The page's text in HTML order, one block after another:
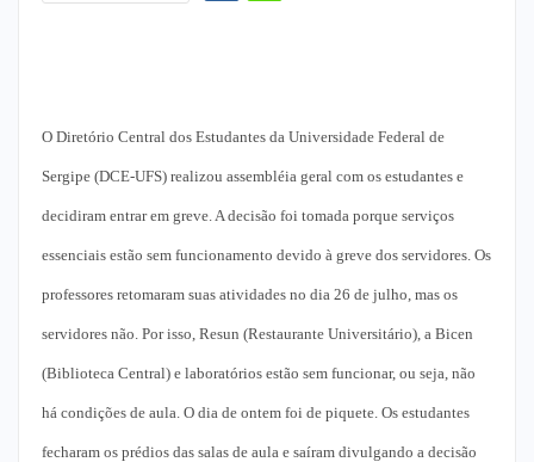
O Diretório Central dos Estudantes da Universidade Federal de
Sergipe (DCE-UFS) realizou assembléia geral com os estudantes e
decidiram entrar em greve. A decisão foi tomada porque serviços
essenciais estão sem funcionamento devido à greve dos servidores. Os
professores retomaram suas atividades no dia 26 de julho, mas os
servidores não. Por isso, Resun (Restaurante Universitário), a Bicen
(Biblioteca Central) e laboratórios estão sem funcionar, ou seja, não
há condições de aula. O dia de ontem foi de piquete. Os estudantes
fecharam os prédios das salas de aula e saíram divulgando a decisão